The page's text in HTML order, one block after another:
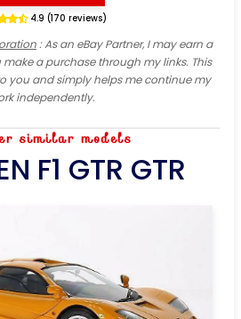
4.9 (170 reviews)
: As an eBay Partner, I may earn a
a purchase through my links. This
you and simply helps me continue my
independently.
similar models
F1 GTR GTR